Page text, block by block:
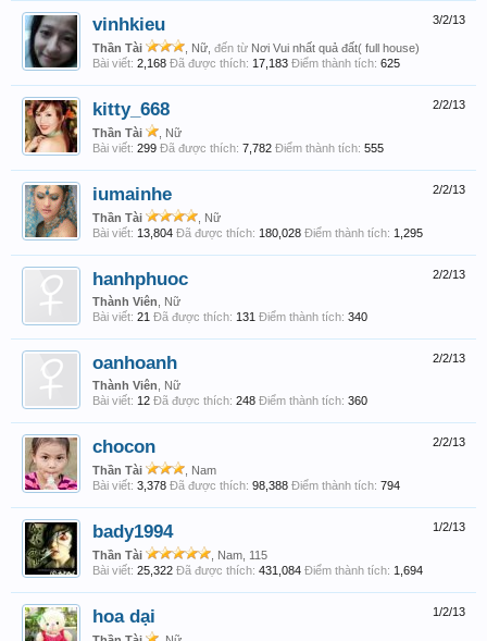
3/2/13
vinhkieu
Thần Tài , Nữ, đến từ Nơi Vui nhất quả đất( full house)
Bài viết: 2,168 Đã được thích: 17,183 Điểm thành tích: 625
2/2/13
kitty_668
Thần Tài
, Nữ
Bài viết: 299 Đã được thích: 7,782 Điểm thành tích: 555
2/2/13
iumainhe
Thần Tài
, Nữ
Bài viết: 13,804 Đã được thích: 180,028 Điểm thành tích: 1,295
2/2/13
hanhphuoc
Thành Viên , Nữ
Bài viết: 21 Đã được thích: 131 Điểm thành tích: 340
2/2/13
oanhoanh
Thành Viên , Nữ
Bài viết: 12 Đã được thích: 248 Điểm thành tích: 360
2/2/13
chocon
Thần Tài
, Nam
Bài viết: 3,378 Đã được thích: 98,388 Điểm thành tích: 794
1/2/13
bady1994
Thần Tài
, Nam, 115
Bài viết: 25,322 Đã được thích: 431,084 Điểm thành tích: 1,694
1/2/13
hoa dại